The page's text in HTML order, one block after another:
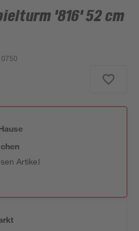
'816' 52 cm
Artikel